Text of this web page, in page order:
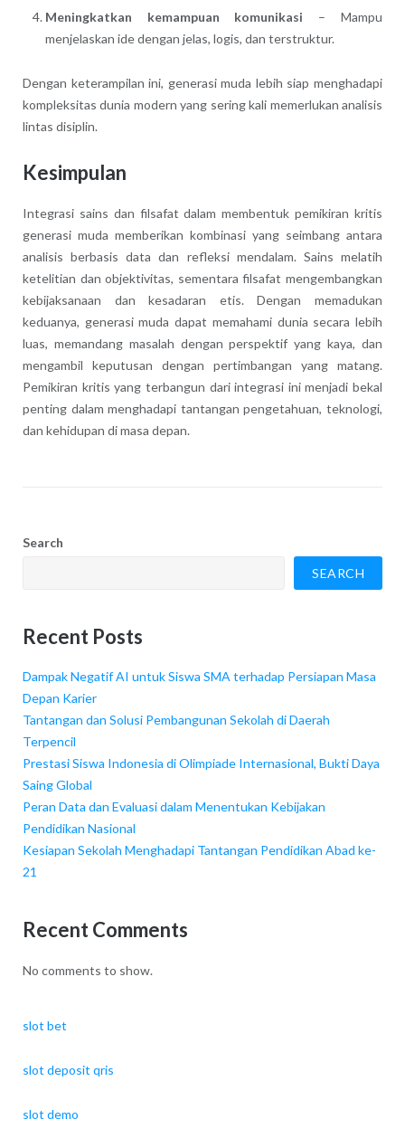
Meningkatkan kemampuan komunikasi – Mampu
menjelaskan ide dengan jelas, logis, dan terstruktur.
Dengan keterampilan ini, generasi muda lebih siap menghadapi
kompleksitas dunia modern yang sering kali memerlukan analisis
lintas disiplin.
Kesimpulan
Integrasi sains dan filsafat dalam membentuk pemikiran kritis
generasi muda memberikan kombinasi yang seimbang antara
analisis berbasis data dan refleksi mendalam. Sains melatih
ketelitian dan objektivitas, sementara filsafat mengembangkan
kebijaksanaan dan kesadaran etis. Dengan memadukan
keduanya, generasi muda dapat memahami dunia secara lebih
luas, memandang masalah dengan perspektif yang kaya, dan
mengambil keputusan dengan pertimbangan yang matang.
Pemikiran kritis yang terbangun dari integrasi ini menjadi bekal
penting dalam menghadapi tantangan pengetahuan, teknologi,
dan kehidupan di masa depan.
Search
SEARCH
Recent Posts
Dampak Negatif AI untuk Siswa SMA terhadap Persiapan Masa
Depan Karier
Tantangan dan Solusi Pembangunan Sekolah di Daerah
Terpencil
Prestasi Siswa Indonesia di Olimpiade Internasional, Bukti Daya
Saing Global
Peran Data dan Evaluasi dalam Menentukan Kebijakan
Pendidikan Nasional
Kesiapan Sekolah Menghadapi Tantangan Pendidikan Abad ke-
21
Recent Comments
No comments to show.
slot bet
slot deposit qris
slot demo